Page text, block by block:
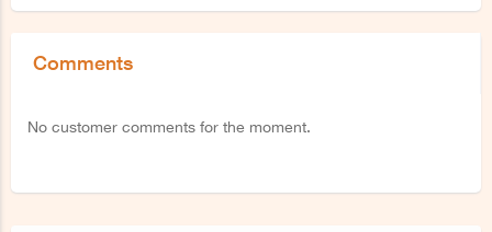
Comments
No customer comments for the moment.